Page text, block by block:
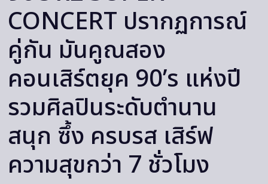
CONCERT ปรากฏการณ์
คู่กัน มันคูณสอง
คอนเสิร์ตยุค 90’s แห่งปี
รวมศิลปินระดับตำนาน
สนุก ซึ้ง ครบรส เสิร์ฟ
ความสุขกว่า 7 ชั่วโมง